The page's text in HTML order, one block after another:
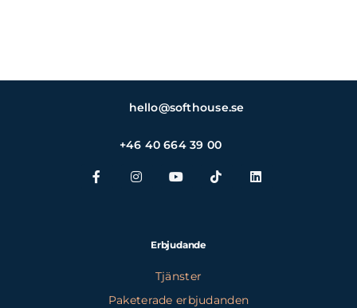
hello@softhouse.se
+46 40 664 39 00
Erbjudande
Tjänster
Paketerade erbjudanden